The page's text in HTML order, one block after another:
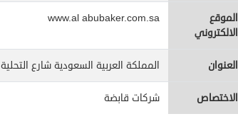
الموقع
الالكتروني
www.al abubaker.com.sa
العنوان المملكة العربية السعودية شارع التحلية
الاختصاص شركات قابضة